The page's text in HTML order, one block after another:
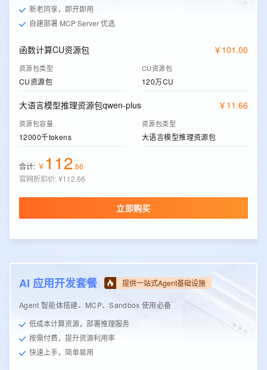
新老同享，即开即用
自建部署 MCP Server 优选
函数计算CU资源包 ￥ 101 .00
资源包类型
CU资源包
CU资源包
120万CU
大语言模型推理资源包qwen-plus ￥ 11 .66
资源包容量
12000千tokens
资源包类型
大语言模型推理资源包
合计: ￥ 112.66
官网折扣价:¥112.66
立即购买
AI 应用开发套餐 提供一站式Agent基础设施
Agent 智能体搭建、MCP、Sandbox 使用必备
低成本计算资源，部署推理服务
按需付费，提升资源利用率
快速上手，简单易用